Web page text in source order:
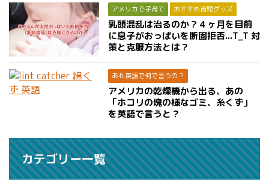
アメリカで子育て おすすめ育児グッズ
乳頭混乱は治るのか？４ヶ月を目前
に息子がおっぱいを断固拒否...T_T 対
策と克服方法とは？
あれ英語で何で言うの？
アメリカの乾燥機から出る、あの
「ホコリの塊の様なゴミ、糸くず」
を英語で言うと？
カテゴリー一覧